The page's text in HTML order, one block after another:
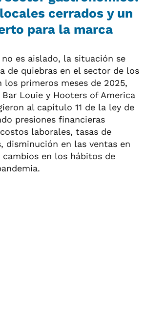
cerrados y un
para la marca
no es aislado, la situación se
de quiebras en el sector de los
los primeros meses de 2025,
Louie y Hooters of America
al capítulo 11 de la ley de
presiones financieras
laborales, tasas de
disminución en las ventas en
en los hábitos de